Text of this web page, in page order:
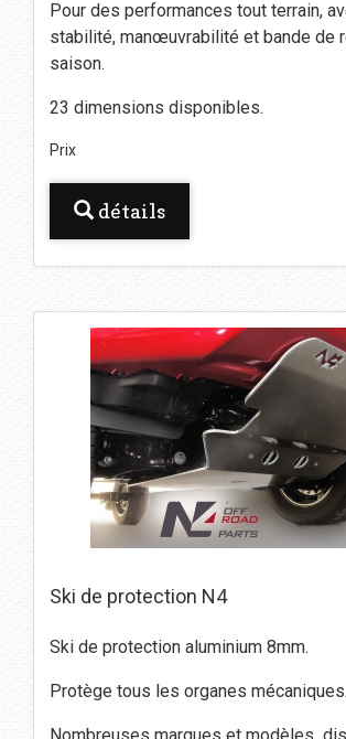
Pour des performances tout terrain,
stabilité, manœuvrabilité et bande de
saison.
23 dimensions disponibles.
Prix
détails
Ski de protection N4
Ski de protection aluminium 8mm.
Protège tous les organes mécaniques.
Nombreuses marques et modèles